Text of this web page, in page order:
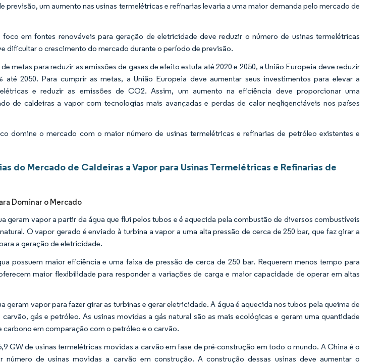
previsão, um aumento nas usinas termelétricas e refinarias levaria a uma maior demanda pelo mercado de
em fontes renováveis para geração de eletricidade deve reduzir o número de usinas termelétricas
dificultar o crescimento do mercado durante o período de previsão.
metas para reduzir as emissões de gases de efeito estufa até 2020 e 2050, a União Europeia deve reduzir
até 2050. Para cumprir as metas, a União Europeia deve aumentar seus investimentos para elevar a
e reduzir as emissões de CO2. Assim, um aumento na eficiência deve proporcionar uma
de caldeiras a vapor com tecnologias mais avançadas e perdas de calor negligenciáveis nos países
domine o mercado com o maior número de usinas termelétricas e refinarias de petróleo existentes e
do Mercado de Caldeiras a Vapor para Usinas Termelétricas e Refinarias de
Dominar o Mercado
geram vapor a partir da água que flui pelos tubos e é aquecida pela combustão de diversos combustíveis
O vapor gerado é enviado à turbina a vapor a uma alta pressão de cerca de 250 bar, que faz girar a
a geração de eletricidade.
possuem maior eficiência e uma faixa de pressão de cerca de 250 bar. Requerem menos tempo para
maior flexibilidade para responder a variações de carga e maior capacidade de operar em altas
geram vapor para fazer girar as turbinas e gerar eletricidade. A água é aquecida nos tubos pela queima de
gás e petróleo. As usinas movidas a gás natural são as mais ecológicas e geram uma quantidade
carbono em comparação com o petróleo e o carvão.
GW de usinas termelétricas movidas a carvão em fase de pré-construção em todo o mundo. A China é o
de usinas movidas a carvão em construção. A construção dessas usinas deve aumentar o